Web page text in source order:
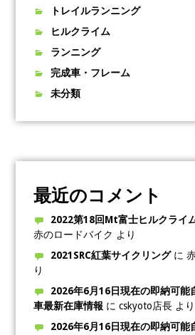
トレイルランニング
ヒルクライム
ランニング
完成車・フレーム
未分類
最近のコメント
2022第18回Mt富士ヒルクライ
赤のロードバイク より
2021SRC紅葉サイクリングに
り
2026年6月16日現在の即納可能
車最新在庫情報 に cskyoto店長より
2026年6月16日現在の即納可能